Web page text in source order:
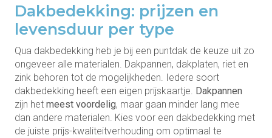
Dakbedekking: prijzen en
levensduur per type
Qua dakbedekking heb je bij een puntdak de keuze uit zo
ongeveer alle materialen. Dakpannen, dakplaten, riet en
zink behoren tot de mogelijkheden. Iedere soort
dakbedekking heeft een eigen prijskaartje. Dakpannen
zijn het meest voordelig, maar gaan minder lang mee
dan andere materialen. Kies voor een dakbedekking met
de juiste prijs-kwaliteitverhouding om optimaal te